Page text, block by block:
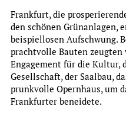
Frankfurt, die
den schönen Grünanlagen,
beispiellosen Aufschwung.
prachtvolle Bauten
Engagement für die Kultur,
Gesellschaft, der Saalbau,
prunkvolle Opernhaus, um
Frankfurter beneidete.
JÖRG RATGEB (UM
DIE WANDBILDER IM
Eintritt: frei
Permanent Offer
Audioguide zur